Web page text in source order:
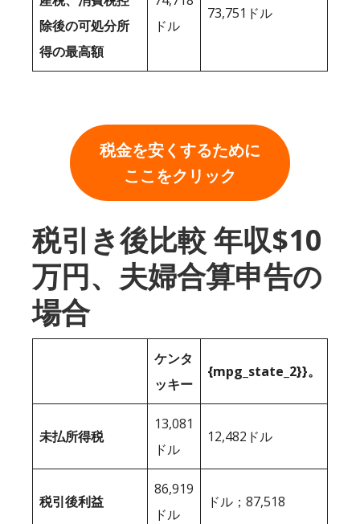
除後の可処分所
得の最高額
ドル
73,751ドル
税金を安くするために
ここをクリック
税引き後比較 年収$10
万円、夫婦合算申告の
場合
ケンタ
ッキー
{mpg_state_2}}。
未払所得税
13,081
ドル
12,482ドル
税引後利益
86,919
ドル
ドル；87,518